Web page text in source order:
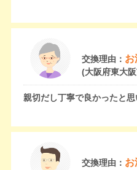
交換理由： お
(大阪府東大
親切だし丁寧で良かったと思
交換理由： お